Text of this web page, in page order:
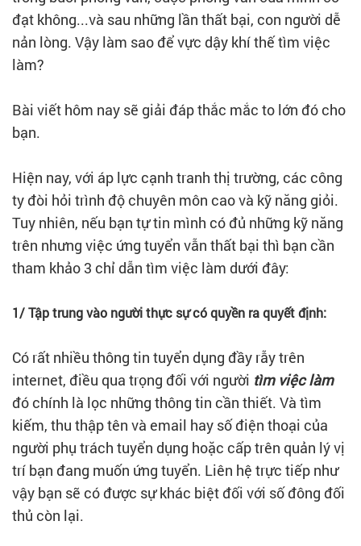
đạt không...và sau những lần thất bại, con người dễ
nản lòng. Vậy làm sao để vực dậy khí thế tìm việc
làm?
Bài viết hôm nay sẽ giải đáp thắc mắc to lớn đó cho
bạn.
Hiện nay, với áp lực cạnh tranh thị trường, các công
ty đòi hỏi trình độ chuyên môn cao và kỹ năng giỏi.
Tuy nhiên, nếu bạn tự tin mình có đủ những kỹ năng
trên nhưng việc ứng tuyển vẫn thất bại thì bạn cần
tham khảo 3 chỉ dẫn tìm việc làm dưới đây:
1/ Tập trung vào người thực sự có quyền ra quyết định:
Có rất nhiều thông tin tuyển dụng đầy rẫy trên
internet, điều qua trọng đối với người tìm việc làm
đó chính là lọc những thông tin cần thiết. Và tìm
kiếm, thu thập tên và email hay số điện thoại của
người phụ trách tuyển dụng hoặc cấp trên quản lý vị
trí bạn đang muốn ứng tuyển. Liên hệ trực tiếp như
vậy bạn sẽ có được sự khác biệt đối với số đông đối
thủ còn lại.